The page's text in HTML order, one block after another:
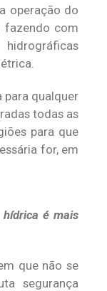
operação do
fazendo com
para qualquer
todas as
para que
for, em
hídrica é mais
que não se
segurança